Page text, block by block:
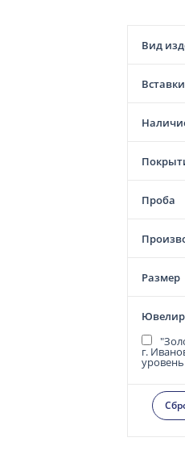
Вид
Вставки
Проба
Размер
г.